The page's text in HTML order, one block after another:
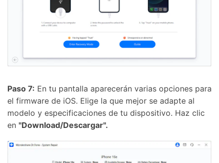
Paso 7: En tu pantalla aparecerán varias opciones para
el firmware de iOS. Elige la que mejor se adapte al
modelo y especificaciones de tu dispositivo. Haz clic
en "Download/Descargar".